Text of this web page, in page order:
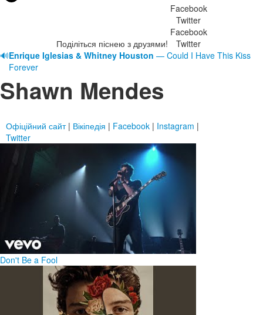
Поділіться піснею з друзями!
Facebook
Twitter
Facebook
Twitter
🔊Enrique Iglesias & Whitney Houston — Could I Have This Kiss
Forever
Shawn Mendes
Офіційний сайт| Вікіпедія | Facebook | Instagram |
Twitter
Don't Be a Fool